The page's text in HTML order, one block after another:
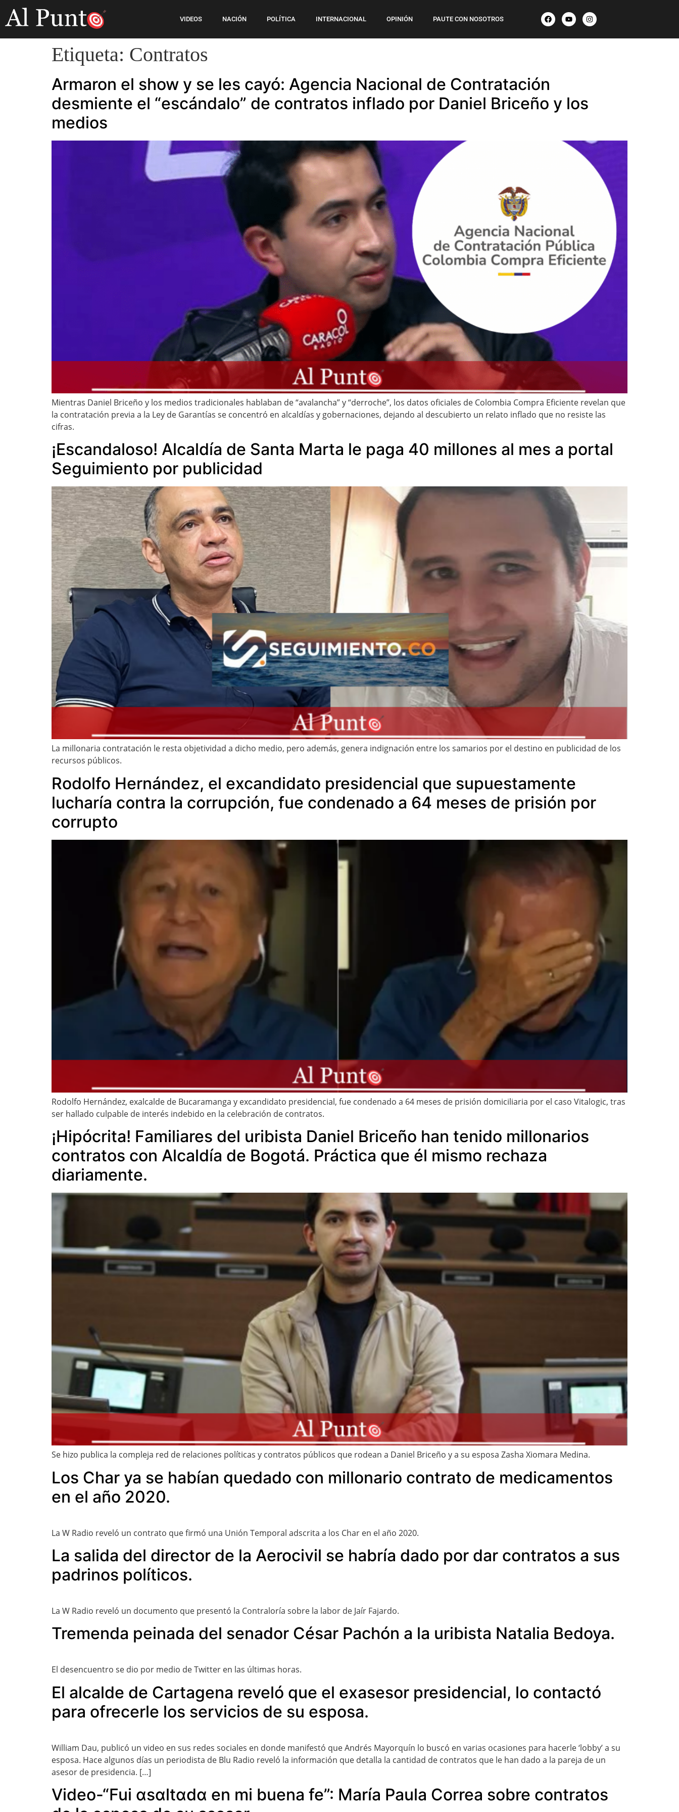
VIDEOS NACIÓN POLÍTICA INTERNACIONAL OPINIÓN PAUTE CON NOSOTROS
Etiqueta: Contratos
Armaron el show y se les cayó: Agencia Nacional de Contratación
desmiente el “escándalo” de contratos inflado por Daniel Briceño y los
medios
Mientras Daniel Briceño y los medios tradicionales hablaban de “avalancha” y “derroche”, los datos oficiales de Colombia Compra Eficiente revelan que
la contratación previa a la Ley de Garantías se concentró en alcaldías y gobernaciones, dejando al descubierto un relato inflado que no resiste las
cifras.
¡Escandaloso! Alcaldía de Santa Marta le paga 40 millones al mes a portal
Seguimiento por publicidad
La millonaria contratación le resta objetividad a dicho medio, pero además, genera indignación entre los samarios por el destino en publicidad de los
recursos públicos.
Rodolfo Hernández, el excandidato presidencial que supuestamente
lucharía contra la corrupción, fue condenado a 64 meses de prisión por
corrupto
Rodolfo Hernández, exalcalde de Bucaramanga y excandidato presidencial, fue condenado a 64 meses de prisión domiciliaria por el caso Vitalogic, tras
ser hallado culpable de interés indebido en la celebración de contratos.
¡Hipócrita! Familiares del uribista Daniel Briceño han tenido millonarios
contratos con Alcaldía de Bogotá. Práctica que él mismo rechaza
diariamente.
Se hizo publica la compleja red de relaciones políticas y contratos públicos que rodean a Daniel Briceño y a su esposa Zasha Xiomara Medina.
Los Char ya se habían quedado con millonario contrato de medicamentos
en el año 2020.
La W Radio reveló un contrato que firmó una Unión Temporal adscrita a los Char en el año 2020.
La salida del director de la Aerocivil se habría dado por dar contratos a sus
padrinos políticos.
La W Radio reveló un documento que presentó la Contraloría sobre la labor de Jaír Fajardo.
Tremenda peinada del senador César Pachón a la uribista Natalia Bedoya.
El desencuentro se dio por medio de Twitter en las últimas horas.
El alcalde de Cartagena reveló que el exasesor presidencial, lo contactó
para ofrecerle los servicios de su esposa.
William Dau, publicó un video en sus redes sociales en donde manifestó que Andrés Mayorquín lo buscó en varias ocasiones para hacerle ‘lobby’ a su
esposa. Hace algunos días un periodista de Blu Radio reveló la información que detalla la cantidad de contratos que le han dado a la pareja de un
asesor de presidencia. […]
Video-“Fui αsαltαdα en mi buena fe”: María Paula Correa sobre contratos